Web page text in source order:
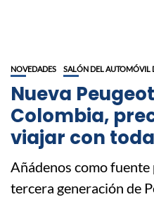
NOVEDADES SALÓN DEL AUTOMÓVIL
Nueva
Colombia,
viajar con
Añádenos como
tercera generación de